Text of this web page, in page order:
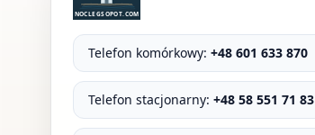
Telefon komórkowy: +48 601 633 870
Telefon stacjonarny: +48 58 551 71 83